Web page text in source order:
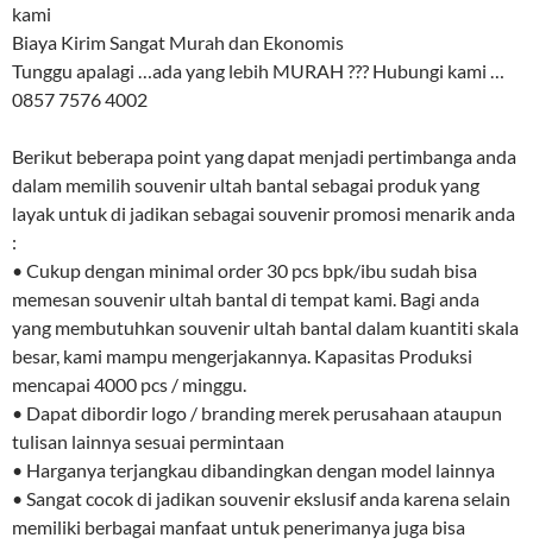
kami
Biaya Kirim Sangat Murah dan Ekonomis
Tunggu apalagi …ada yang lebih MURAH ??? Hubungi kami …
0857 7576 4002
Berikut beberapa point yang dapat menjadi pertimbanga anda
dalam memilih souvenir ultah bantal sebagai produk yang
layak untuk di jadikan sebagai souvenir promosi menarik anda
:
• Cukup dengan minimal order 30 pcs bpk/ibu sudah bisa
memesan souvenir ultah bantal di tempat kami. Bagi anda
yang membutuhkan souvenir ultah bantal dalam kuantiti skala
besar, kami mampu mengerjakannya. Kapasitas Produksi
mencapai 4000 pcs / minggu.
• Dapat dibordir logo / branding merek perusahaan ataupun
tulisan lainnya sesuai permintaan
• Harganya terjangkau dibandingkan dengan model lainnya
• Sangat cocok di jadikan souvenir ekslusif anda karena selain
memiliki berbagai manfaat untuk penerimanya juga bisa